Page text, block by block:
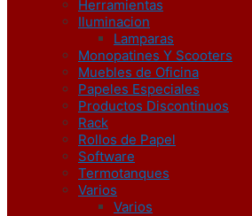
Herramientas
Iluminacion
Lamparas
Monopatines Y Scooters
Muebles de Oficina
Papeles Especiales
Productos Discontinuos
Rack
Rollos de Papel
Software
Termotanques
Varios
Varios